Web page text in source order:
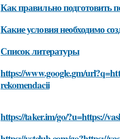
Как правильно подготовить
Какие условия необходимо
Список литературы
https://www.google.gm/
rekomendacii
https://taker.im/go/?u=https://